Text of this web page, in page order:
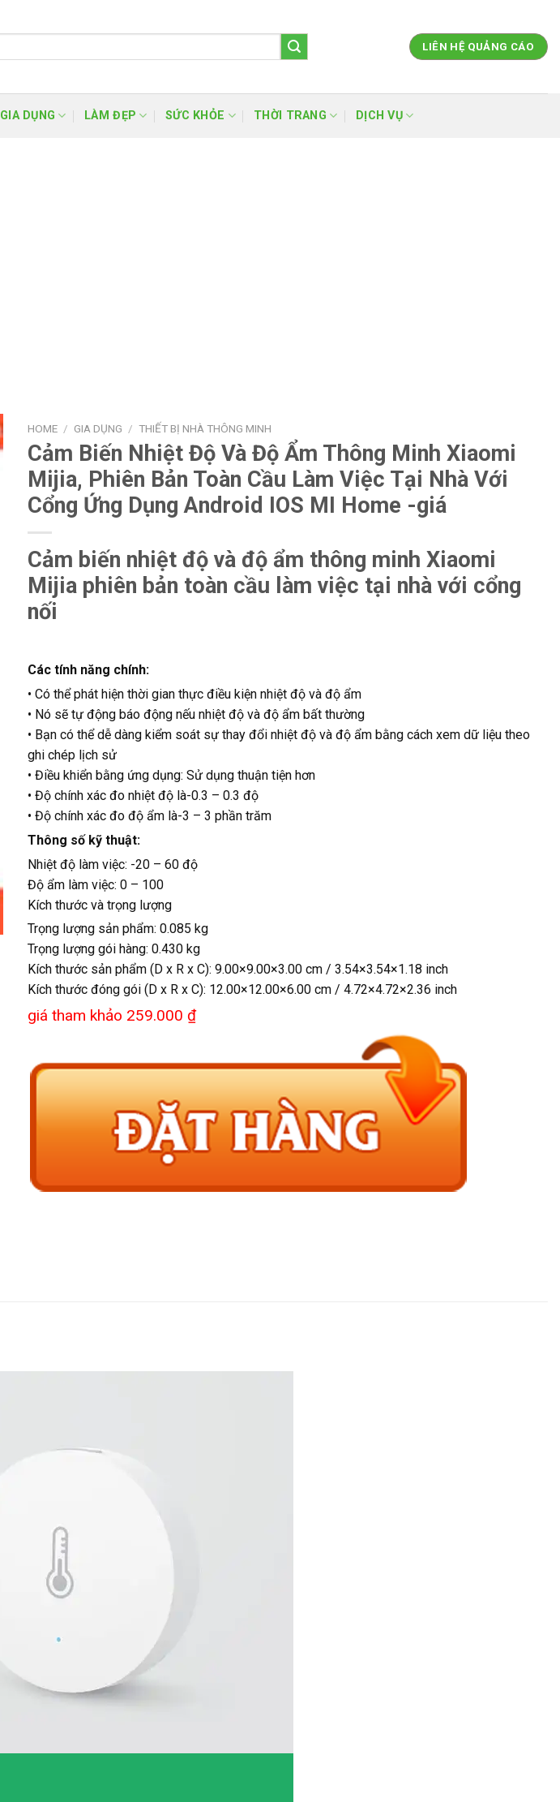
LIÊN HỆ QUẢNG CÁO
GIA DỤNG LÀM ĐẸP SỨC KHỎE THỜI TRANG DỊCH VỤ
HOME / GIA DỤNG / THIẾT BỊ NHÀ THÔNG MINH
Cảm Biến Nhiệt Độ Và Độ Ẩm Thông Minh Xiaomi
Mijia, Phiên Bản Toàn Cầu Làm Việc Tại Nhà Với
Cổng Ứng Dụng Android IOS MI Home -giá
Cảm biến nhiệt độ và độ ẩm thông minh Xiaomi
Mijia phiên bản toàn cầu làm việc tại nhà với cổng
nối
Các tính năng chính:
• Có thể phát hiện thời gian thực điều kiện nhiệt độ và độ ẩm
• Nó sẽ tự động báo động nếu nhiệt độ và độ ẩm bất thường
• Bạn có thể dễ dàng kiểm soát sự thay đổi nhiệt độ và độ ẩm bằng cách xem dữ liệu theo
ghi chép lịch sử
• Điều khiển bằng ứng dụng: Sử dụng thuận tiện hơn
• Độ chính xác đo nhiệt độ là-0.3 – 0.3 độ
• Độ chính xác đo độ ẩm là-3 – 3 phần trăm
Thông số kỹ thuật:
Nhiệt độ làm việc: -20 – 60 độ
Độ ẩm làm việc: 0 – 100
Kích thước và trọng lượng
Trọng lượng sản phẩm: 0.085 kg
Trọng lượng gói hàng: 0.430 kg
Kích thước sản phẩm (D x R x C): 9.00×9.00×3.00 cm / 3.54×3.54×1.18 inch
Kích thước đóng gói (D x R x C): 12.00×12.00×6.00 cm / 4.72×4.72×2.36 inch
giá tham khảo 259.000 ₫